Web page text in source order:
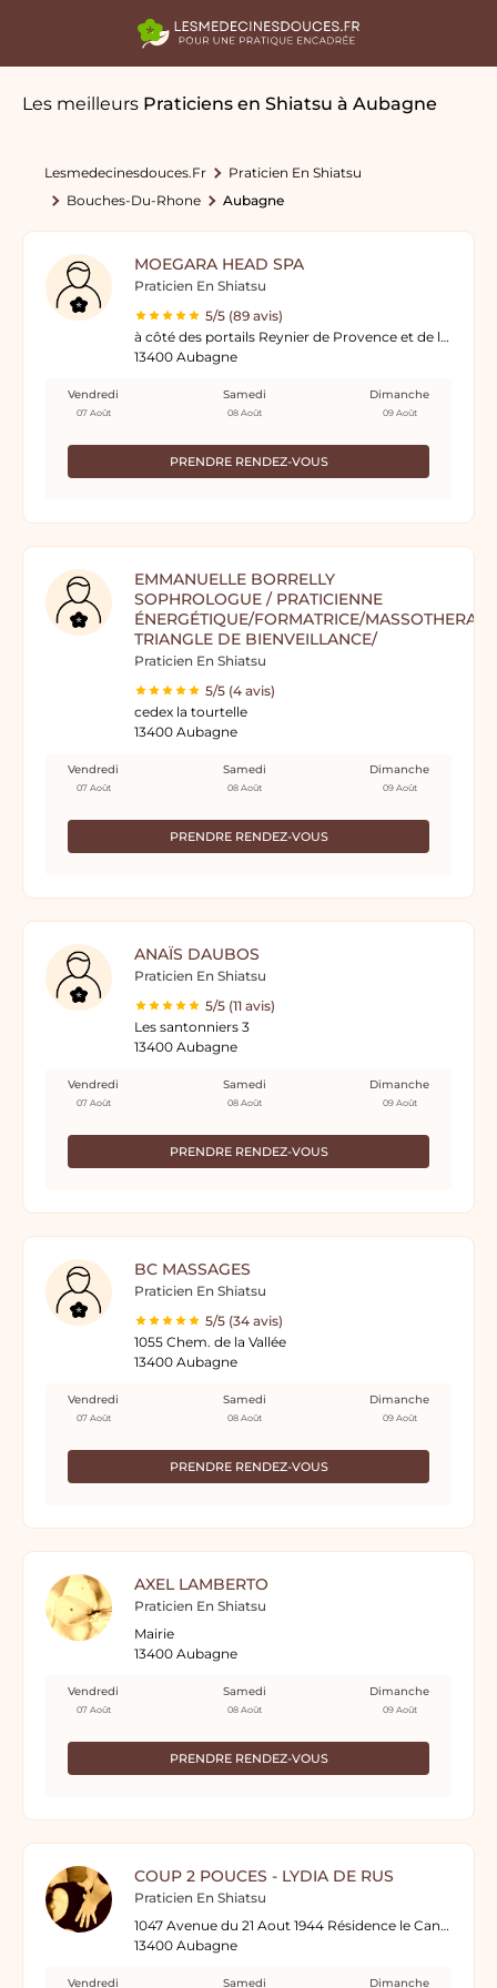
Les meilleurs Praticiens en Shiatsu à Aubagne
Lesmedecinesdouces.fr
Praticien En Shiatsu
Bouches-Du-Rhone
Aubagne
MOEGARA HEAD SPA
Praticien En Shiatsu
5/5 (89 avis)
à côté des portails Reynier de Provence et de l’outilleur aubagnais
13400 Aubagne
PRENDRE RENDEZ-VOUS
Vendredi
07 Août
Samedi
08 Août
Dimanche
09 Août
EMMANUELLE BORRELLY
SOPHROLOGUE / PRATICIENNE
ÉNERGÉTIQUE/FORMATRICE/
TRIANGLE DE BIENVEILLANCE/
Praticien En Shiatsu
5/5 (4 avis)
cedex la tourtelle
13400 Aubagne
PRENDRE RENDEZ-VOUS
Vendredi
07 Août
Samedi
08 Août
Dimanche
09 Août
ANAÏS DAUBOS
Praticien En Shiatsu
5/5 (11 avis)
Les santonniers 3
13400 Aubagne
PRENDRE RENDEZ-VOUS
Vendredi
07 Août
Samedi
08 Août
Dimanche
09 Août
BC MASSAGES
Praticien En Shiatsu
5/5 (34 avis)
1055 Chem. de la Vallée
13400 Aubagne
PRENDRE RENDEZ-VOUS
Vendredi
07 Août
Samedi
08 Août
Dimanche
09 Août
AXEL LAMBERTO
Praticien En Shiatsu
Mairie
13400 Aubagne
PRENDRE RENDEZ-VOUS
Vendredi
07 Août
Samedi
08 Août
Dimanche
09 Août
COUP 2 POUCES - LYDIA DE RUS
Praticien En Shiatsu
1047 Avenue du 21 Aout 1944 Résidence le Candela
13400 Aubagne
Vendredi Samedi Dimanche